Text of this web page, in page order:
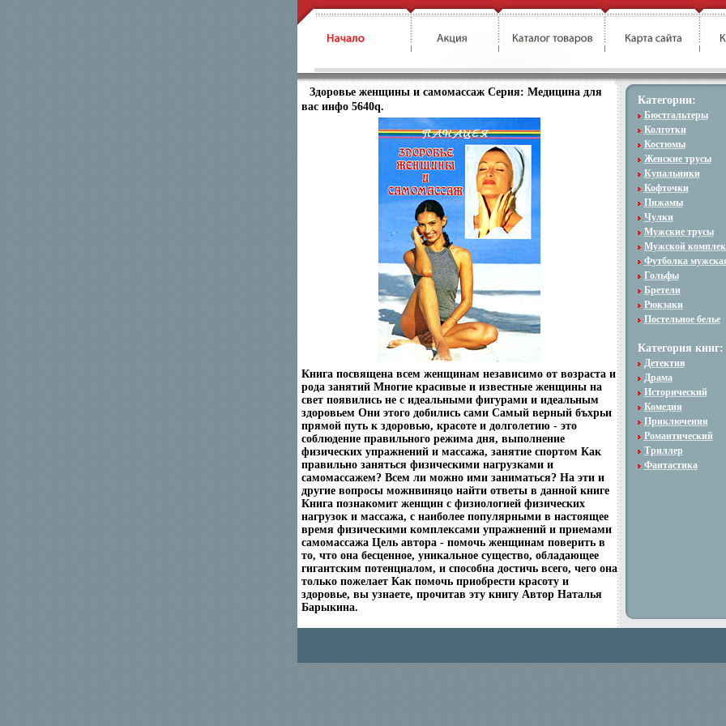
Здоровье женщины и самомассаж Серия: Медицина для
вас инфо 5640q.
Книга посвящена всем женщинам независимо от возраста и
рода занятий Многие красивые и известные женщины на
свет появились не с идеальными фигурами и идеальным
здоровьем Они этого добились сами Самый верный бъхрьи
прямой путь к здоровью, красоте и долголетию - это
соблюдение правильного режима дня, выполнение
физических упражнений и массажа, занятие спортом Как
правильно заняться физическими нагрузками и
самомассажем? Всем ли можно ими заниматься? На эти и
другие вопросы можнвиняцо найти ответы в данной книге
Книга познакомит женщин с физиологией физических
нагрузок и массажа, с наиболее популярными в настоящее
время физическими комплексами упражнений и приемами
самомассажа Цель автора - помочь женщинам поверить в
то, что она бесценное, уникальное существо, обладающее
гигантским потенциалом, и способна достичь всего, чего она
только пожелает Как помочь приобрести красоту и
здоровье, вы узнаете, прочитав эту книгу Автор Наталья
Барыкина.
Категории:
Бюстгальтеры
Колготки
Костюмы
Женские трусы
Купальники
Кофточки
Пижамы
Чулки
Мужские трусы
Мужской
Футболка
Гольфы
Бретели
Рюкзаки
Постельное белье
Категория книг:
Детектив
Драма
Исторический
Комедия
Приключения
Романтический
Триллер
Фантастика